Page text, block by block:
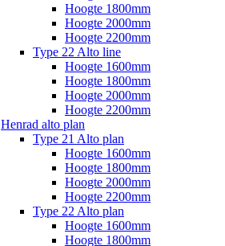
Hoogte 1800mm
Hoogte 2000mm
Hoogte 2200mm
Type 22 Alto line
Hoogte 1600mm
Hoogte 1800mm
Hoogte 2000mm
Hoogte 2200mm
Henrad alto plan
Type 21 Alto plan
Hoogte 1600mm
Hoogte 1800mm
Hoogte 2000mm
Hoogte 2200mm
Type 22 Alto plan
Hoogte 1600mm
Hoogte 1800mm